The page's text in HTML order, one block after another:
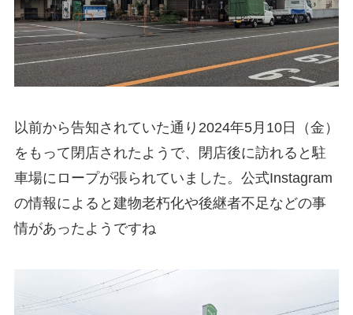
以前から告知されていた通り2024年5月10日（金）
をもって閉店されたようで、閉店後に訪れると駐
車場にロープが張られていました。公式Instagram
の情報によると建物老朽化や後継者不足などの事
情があったようですね